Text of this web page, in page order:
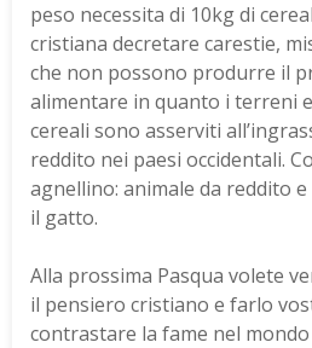
peso necessita di 10kg di
cristiana decretare carestie,
che non possono produrre il
alimentare in quanto i terreni
cereali sono asserviti
reddito nei paesi occidentali.
agnellino: animale da reddito
il gatto.
Alla prossima Pasqua volete
il pensiero cristiano e farlo
contrastare la fame nel mondo